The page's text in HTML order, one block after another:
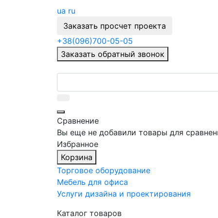
ua ru
Заказать просчет проекта
+38(096)700-05-05
Заказать обратный звонок
Сравнение
Вы еще не добавили товары для
Избранное
Корзина
Торговое оборудование
Мебель для офиса
Услуги дизайна и проектирования
Каталог товаров